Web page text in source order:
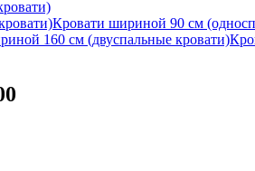
Кровати шириной 90 см
160 см (двуспальные кровати)